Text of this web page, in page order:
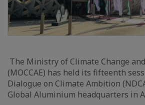
The Ministry of Climate Change
(MOCCAE) has held its fifteenth
Dialogue on Climate Ambition
Global Aluminium headquarters in